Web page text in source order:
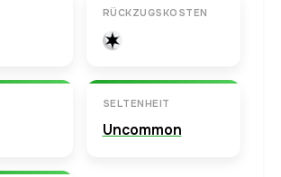
RÜCKZUGSKOSTEN
SELTENHEIT
Uncommon